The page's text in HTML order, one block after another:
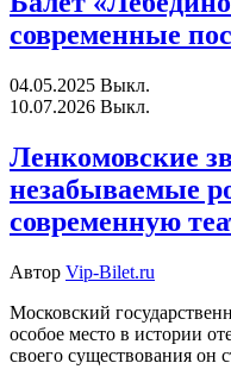
современные
04.05.2025 Выкл.
10.07.2026 Выкл.
Ленкомовские
незабываемые
современную
Автор Vip-Bilet.ru
Московский
особое место в истории
своего существования он